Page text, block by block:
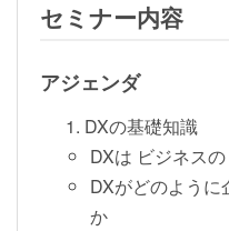
セミナー内容
アジェンダ
DXの基礎知識
DXは ビジネス
DXがどのよう
か